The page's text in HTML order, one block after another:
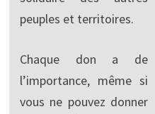
peuples et territoires.
Chaque don a de
l’importance, même si
vous ne pouvez donner